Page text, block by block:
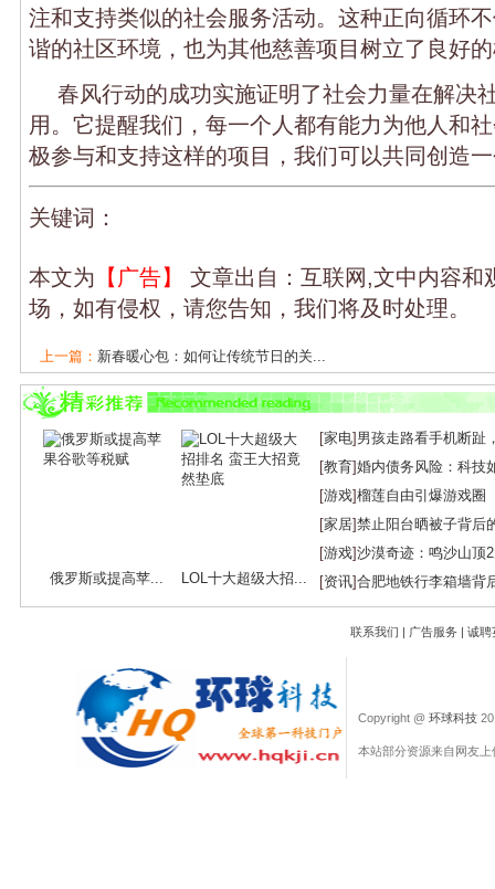
注和支持类似的社会服务活动。这种正向循环
谐的社区环境，也为其他慈善项目树立了良好
春风行动的成功实施证明了社会力量在解决
用。它提醒我们，每一个人都有能力为他人和
极参与和支持这样的项目，我们可以共同创造
关键词：
本文为 【广告】
文章出自：互联网,文中内容和
场，如有侵权，请您告知，我们将及时处理。
上一篇： 新春暖心包：如何让传统节日的关...
下一篇：没有了！
俄罗斯或提高苹... LOL十大超级大招...
[家电] 男孩走路看手机断趾
[教育]婚内债务风险：科技
[游戏]榴莲自由引爆游戏圈
[家居]禁止阳台晒被子背后
[游戏]沙漠奇迹：鸣沙山顶
[资讯]合肥地铁行李箱墙背
联系我们 | 广告服务 | 诚聘
Copyright @ 环球科技
本站部分资源来自网友